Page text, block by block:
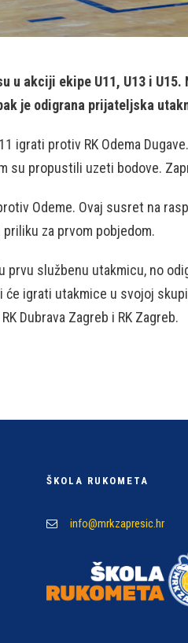
u akciji ekipe U11, U13 i
je odigrana prijateljska
igrati protiv RK Odema
su propustili uzeti bodove.
Odeme. Ovaj susret na
za prvom pobjedom.
službenu utakmicu, no
igrati utakmice u svojoj
Dubrava Zagreb i RK Zagreb.
ŠKOLA RUKOMETA
info@mrkzapresic.hr